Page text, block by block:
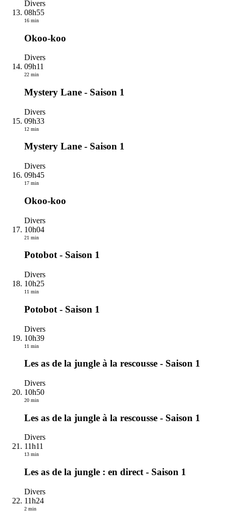
Divers
08h55
16 min
Okoo-koo
Divers
09h11
22 min
Mystery Lane - Saison 1
Divers
09h33
12 min
Mystery Lane - Saison 1
Divers
09h45
17 min
Okoo-koo
Divers
10h04
21 min
Potobot - Saison 1
Divers
10h25
11 min
Potobot - Saison 1
Divers
10h39
11 min
Les as de la jungle à la rescousse - Saison 1
Divers
10h50
20 min
Les as de la jungle à la rescousse - Saison 1
Divers
11h11
13 min
Les as de la jungle : en direct - Saison 1
Divers
11h24
2 min